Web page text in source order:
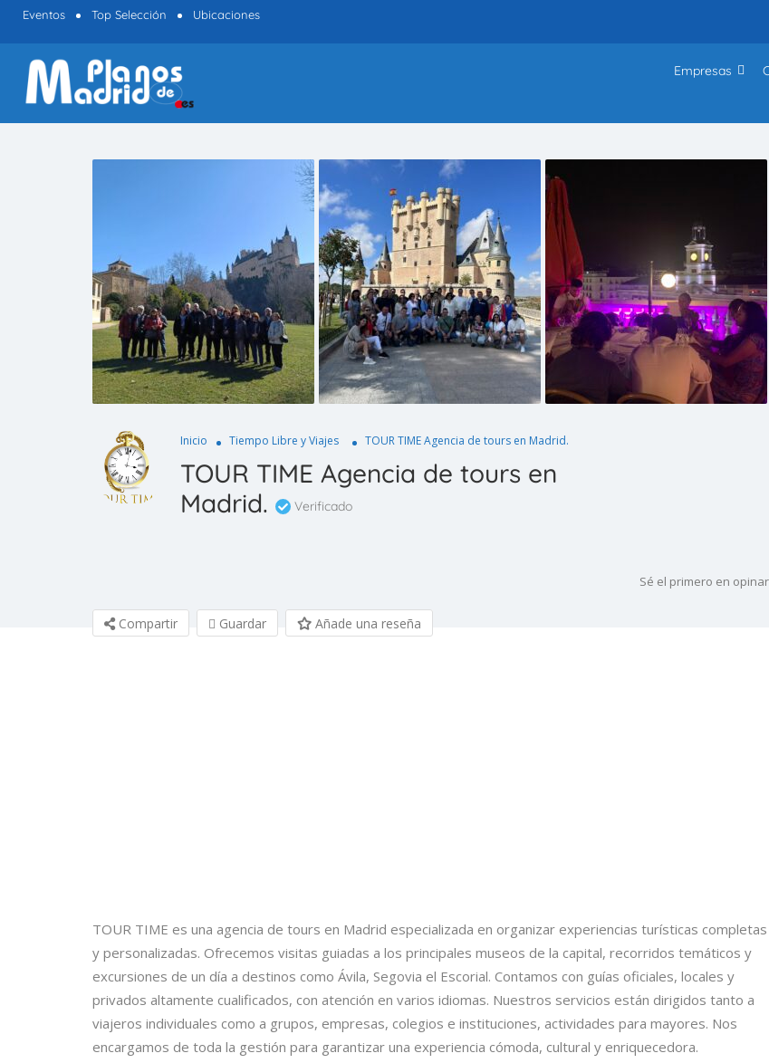
Eventos Top Selección Ubicaciones
Empresas
Inicio Tiempo Libre y Viajes TOUR TIME Agencia de tours en Madrid.
TOUR TIME Agencia de tours en
Madrid.
Verificado
Sé el primero en opinar
Compartir Guardar Añade una reseña
TOUR TIME es una agencia de tours en Madrid especializada en organizar experiencias turísticas completas
y personalizadas. Ofrecemos visitas guiadas a los principales museos de la capital, recorridos temáticos y
excursiones de un día a destinos como Ávila, Segovia el Escorial. Contamos con guías oficiales, locales y
privados altamente cualificados, con atención en varios idiomas. Nuestros servicios están dirigidos tanto a
viajeros individuales como a grupos, empresas, colegios e instituciones, actividades para mayores. Nos
encargamos de toda la gestión para garantizar una experiencia cómoda, cultural y enriquecedora.